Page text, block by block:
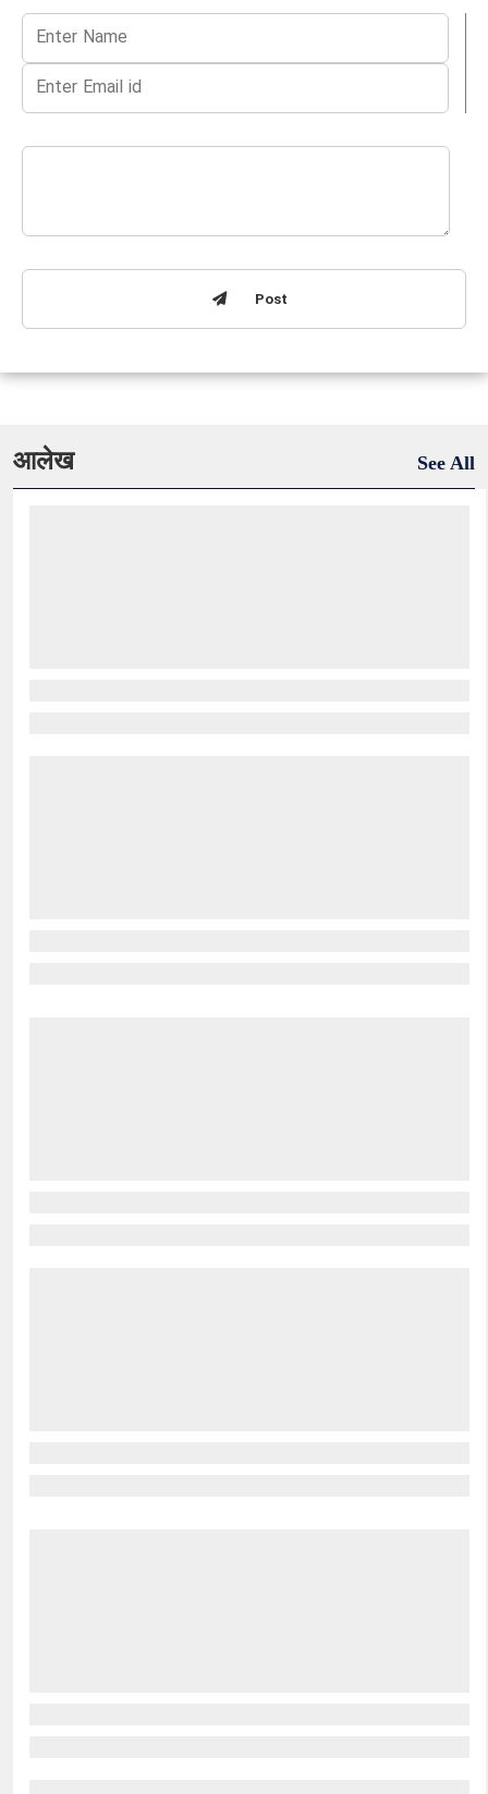
Post
आलेख See All